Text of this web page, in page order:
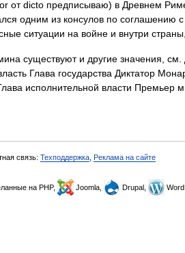
от dicto предписываю) в Древнем
одним из консулов по соглашению
ситуации на войне и внутри
существуют и другие значения,
Глава государства Диктатор
исполнительной власти
связь: Техподдержка Реклама на сайте
на PHP, Joomla, Drupal,